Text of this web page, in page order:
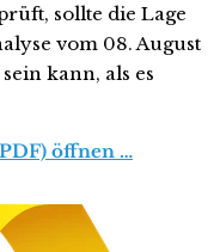
sollte die Lage
vom 08. August
kann, als es
öffnen …